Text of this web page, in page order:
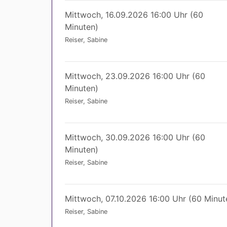
Mittwoch, 16.09.2026 16:00 Uhr (60
Minuten)
Reiser, Sabine
Mittwoch, 23.09.2026 16:00 Uhr (60
Minuten)
Reiser, Sabine
Mittwoch, 30.09.2026 16:00 Uhr (60
Minuten)
Reiser, Sabine
Mittwoch, 07.10.2026 16:00 Uhr (60
Reiser, Sabine